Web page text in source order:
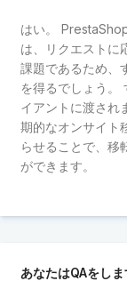
はい。
は、リクエストに
課題であるため、
を得るでしょう。
イアントに渡され
期的なオンサイト
らせることで、移
ができます。
あなたはQAをし